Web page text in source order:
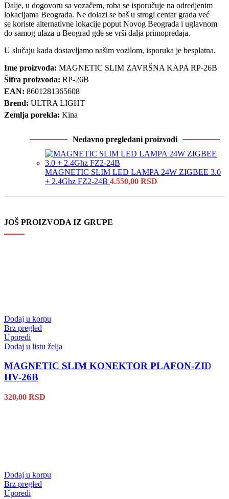
Dalje, u dogovoru sa vozačem, roba se isporučuje na odredjenim
lokacijama Beograda. Ne dolazi se baš u strogi centar grada već
se koriste alternativne lokacije poput Novog Beograda i uglavnom
do samog ulaza u Beograd gde se vrši dalja primopredaja.
U slučaju kada dostavljamo našim vozilom, isporuka je besplatna.
Ime proizvoda: MAGNETIC SLIM ZAVRŠNA KAPA RP-26B
Šifra proizvoda: RP-26B
EAN: 8601281365608
Brend: ULTRA LIGHT
Zemlja porekla: Kina
Nedavno pregledani proizvodi
MAGNETIC SLIM LED LAMPA 24W ZIGBEE 3.0
+ 2.4Ghz FZ2-24B 4.550,00 RSD
JOŠ PROIZVODA IZ GRUPE
Dodaj u korpu
Brz pregled
Uporedi
Dodaj u listu želja
MAGNETIC SLIM KONEKTOR PLAFON-ZID
HV-26B
320,00 RSD
Dodaj u korpu
Brz pregled
Uporedi